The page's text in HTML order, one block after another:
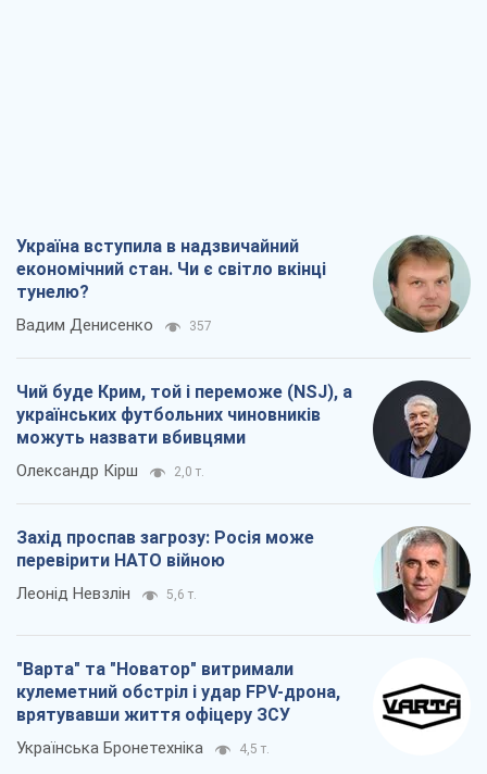
Україна вступила в надзвичайний
економічний стан. Чи є світло вкінці
тунелю?
Вадим Денисенко 357
Чий буде Крим, той і переможе (NSJ), а
українських футбольних чиновників
можуть назвати вбивцями
Олександр Кірш 2,0 т.
Захід проспав загрозу: Росія може
перевірити НАТО війною
Леонід Невзлін 5,6 т.
"Варта" та "Новатор" витримали
кулеметний обстріл і удар FPV-дрона,
врятувавши життя офіцеру ЗСУ
Українська Бронетехніка 4,5 т.